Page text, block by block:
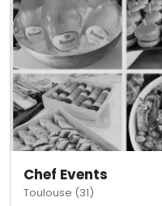
que la plupart des traiteurs, la
événement et vos envies pour vous
pas à nous contacter!
Chef Events
Toulouse (31)